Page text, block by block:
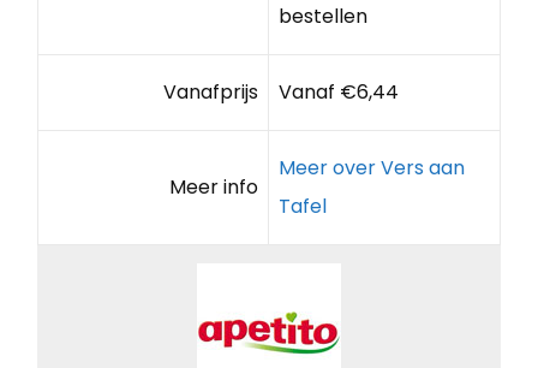
bestellen
Vanafprijs Vanaf €6,44
Meer info
Meer over Vers aan
Tafel